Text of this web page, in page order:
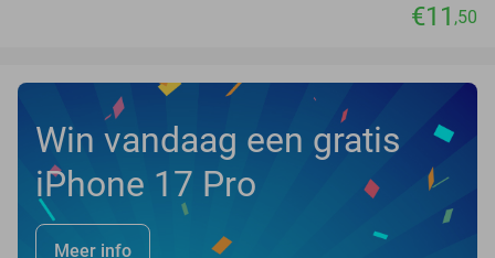
€11 ,50
Win vandaag een gratis
iPhone 17 Pro
Meer info